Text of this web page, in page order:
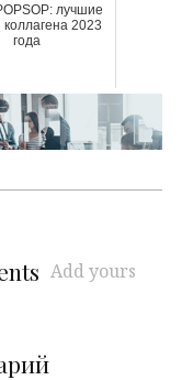
лучшие
коллагена 2023
года
Add yours